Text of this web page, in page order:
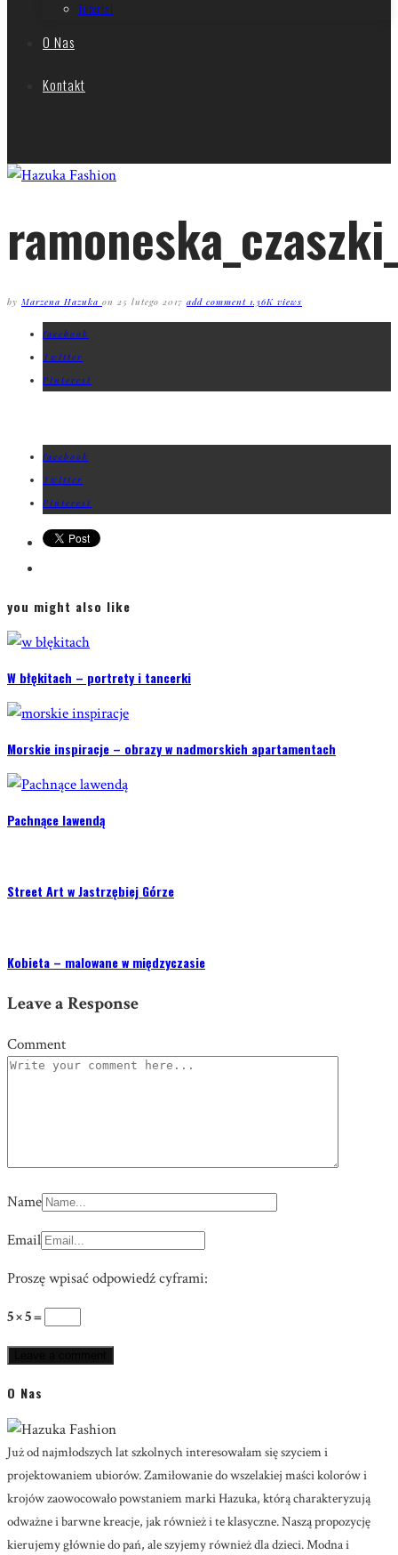
Tutorial
O Nas
Kontakt
by Marzena Hazuka on 25 lutego 2017 add comment 1.36K views
facebook
Twitter
Pinterest
facebook
Twitter
Pinterest
you might also like
W błękitach – portrety i tancerki
Morskie inspiracje – obrazy w nadmorskich apartamentach
Pachnące lawendą
Street Art w Jastrzębiej Górze
Kobieta – malowane w międzyczasie
Leave a Response
Comment
Name
Email
Proszę wpisać odpowiedź cyframi:
5 × 5 =
O Nas
Już od najmłodszych lat szkolnych interesowałam się szyciem i
projektowaniem ubiorów. Zamiłowanie do wszelakiej maści kolorów i
krojów zaowocowało powstaniem marki Hazuka, którą charakteryzują
odważne i barwne kreacje, jak również i te klasyczne. Naszą propozycję
kierujemy głównie do pań, ale szyjemy również dla dzieci. Modna i